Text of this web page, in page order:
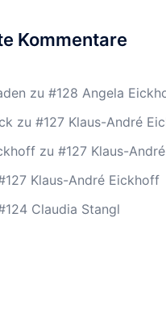
Kommentare
zu #128 Angela
zu #127 Klaus-André
zu #127 Klaus-
Klaus-André Eickhoff
Claudia Stangl